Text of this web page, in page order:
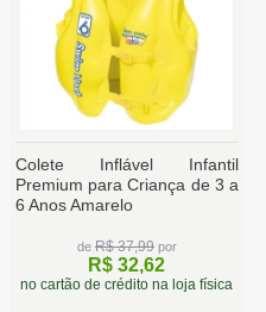
Colete Inflável Infantil
Premium para Criança de 3 a
6 Anos Amarelo
de R$ 37,99por
R$ 32,62
no cartão de crédito na loja física